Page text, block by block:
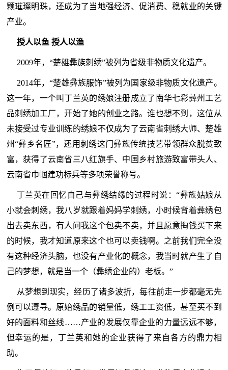
颗璀璨明珠，还成为了当地强经济、促消费、稳就业的关键
产业。
授人以鱼 授人以渔
2009年，“楚雄彝族刺绣”被列为省级非物质文化遗产。
2014年，“楚雄彝族服饰”被列为国家级非物质文化遗产。
这一年，一个叫丁兰英的绣娘注册成立了南华七彩彝州工艺
品刺绣加工厂，开始了她的创业之路。谁也想不到，这位从
未接受过专业训练的绣娘不仅成为了云南省刺绣大师、楚雄
州“彝乡名匠”，还用刺绣这门彝族传统技艺带领群众脱贫致
富，获得了云南省三八红旗手、中国乡村旅游致富带头人、
云南省巾帼建功标兵等多项荣誉称号。
丁兰英在回忆自己与彝绣结缘的过程时说：“彝族姑娘从
小就会刺绣，我八岁就跟着妈妈学刺绣，小时候背着彝绣包
出去卖东西，有人问我这个包卖不卖，并且愿意掏钱买下来
的时候，我才知道原来这个也可以卖钱啊。之前我们完全没
有这种经济头脑，也没有产业化的概念，我当时就产生了自
己的梦想，就是当一个（彝绣企业的）老板。”
从梦想到现实，经历了诸多波折，每往前走一步都毫无先
例可以遵寻。原始绣品的销量低，绣工工资低，甚至买不到
好的面料和丝线……产业的发展仅靠企业的力量远远不够，
但幸运的是，丁兰英和她的企业获得了来自各方的鼎力相
助。